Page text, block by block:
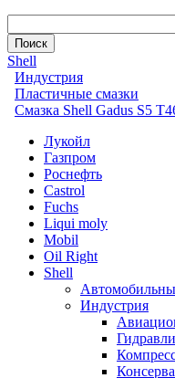
Shell
Индустрия
Пластичные смазки
Смазка Shell Gadus S5
Лукойл
Газпром
Роснефть
Castrol
Fuchs
Liqui moly
Mobil
Oil Right
Shell
Индустрия